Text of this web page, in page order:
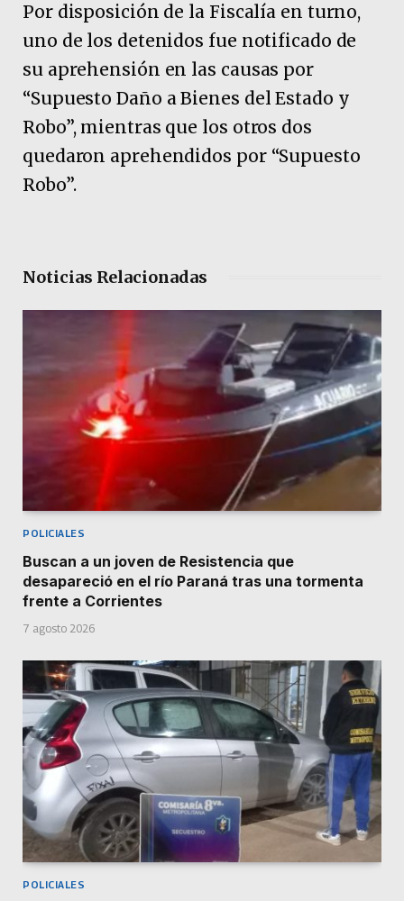
Por disposición de la Fiscalía en turno,
uno de los detenidos fue notificado de
su aprehensión en las causas por
“Supuesto Daño a Bienes del Estado y
Robo”, mientras que los otros dos
quedaron aprehendidos por “Supuesto
Robo”.
Noticias Relacionadas
POLICIALES
Buscan a un joven de Resistencia que
desapareció en el río Paraná tras una tormenta
frente a Corrientes
7 agosto 2026
POLICIALES